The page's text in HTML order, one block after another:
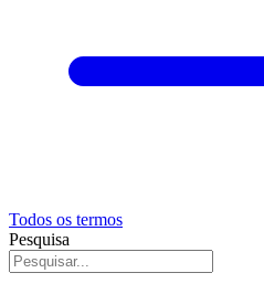
Todos os termos
Pesquisa